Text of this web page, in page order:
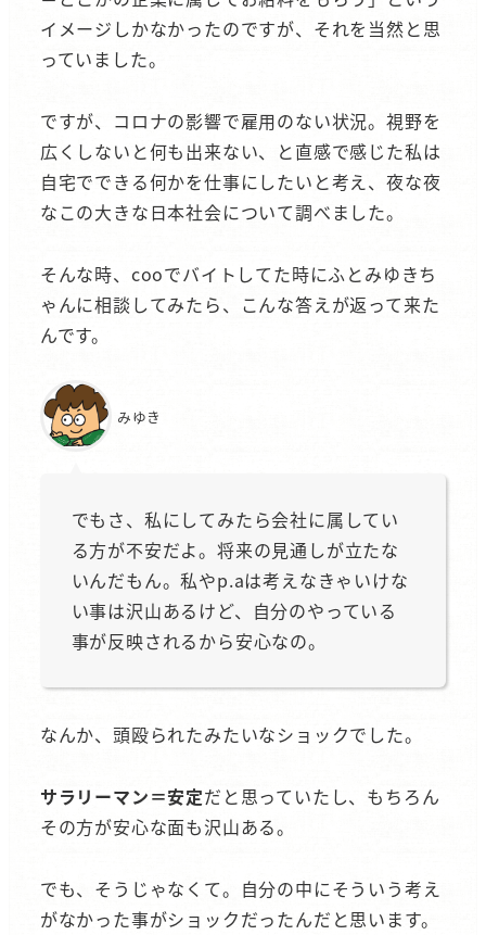
イメージしかなかったのですが、それを当然と思
っていました。
ですが、コロナの影響で雇用のない状況。視野を
広くしないと何も出来ない、と直感で感じた私は
自宅でできる何かを仕事にしたいと考え、夜な夜
なこの大きな日本社会について調べました。
そんな時、cooでバイトしてた時にふとみゆきち
ゃんに相談してみたら、こんな答えが返って来た
んです。
みゆき
でもさ、私にしてみたら会社に属してい
る方が不安だよ。将来の見通しが立たな
いんだもん。私やp.aは考えなきゃいけな
い事は沢山あるけど、自分のやっている
事が反映されるから安心なの。
なんか、頭殴られたみたいなショックでした。
サラリーマン＝安定だと思っていたし、もちろん
その方が安心な面も沢山ある。
でも、そうじゃなくて。自分の中にそういう考え
がなかった事がショックだったんだと思います。